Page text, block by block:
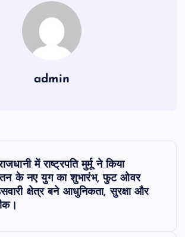
admin
में राष्ट्रपति मुर्मू ने किया
के नए युग का शुभारंभ, फुट ओवर
क्षेत्र बने आधुनिकता, सुरक्षा और